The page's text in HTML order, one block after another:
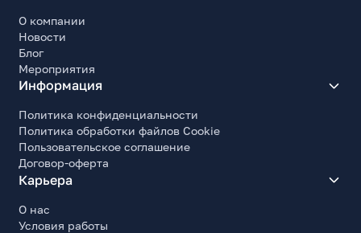
О компании
Новости
Блог
Мероприятия
Информация
Политика конфиденциальности
Политика обработки файлов Cookie
Пользовательское соглашение
Договор-оферта
Карьера
О нас
Условия работы